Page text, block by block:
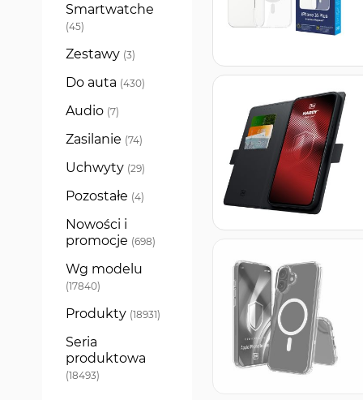
Smartwatche
45
produkty
Zestawy 3
produkty
Do auta 430
produkty
Audio 7
produkty
Zasilanie 74
produkty
Uchwyty 29
produkty
Pozostałe 4
produkty
Nowości i
promocje 698
produkty
Wg modelu
17840
produkty
Produkty 18931
produkty
Seria
produktowa
18493
produkty